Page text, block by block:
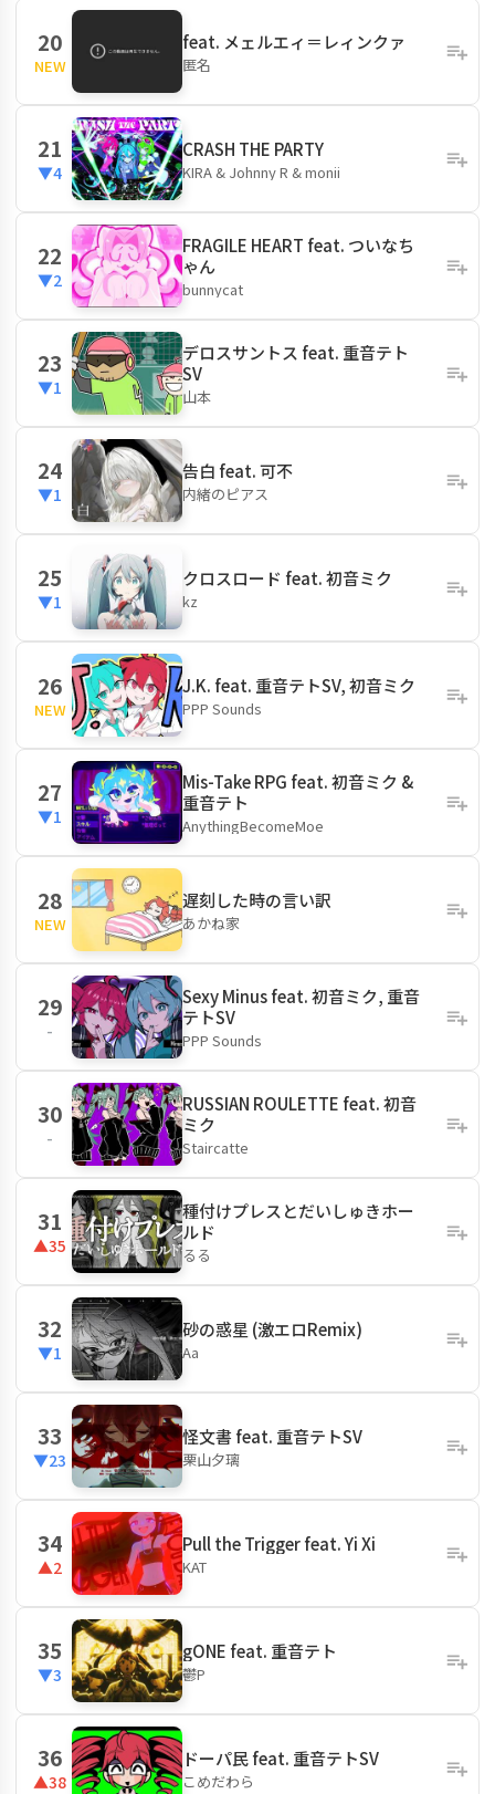
20
NEW
feat. メェルエィ＝レィンクァ
匿名
21
▼4
CRASH THE PARTY
KIRA & Johnny R & monii
22
▼2
FRAGILE HEART feat. ついなち
ゃん
bunnycat
23
▼1
デロスサントス feat. 重音テト
SV
山本
24
▼1
告白 feat. 可不
内緒のピアス
25
▼1
クロスロード feat. 初音ミク
kz
26
NEW
J.K. feat. 重音テトSV, 初音ミク
PPP Sounds
27
▼1
Mis-Take RPG feat. 初音ミク &
重音テト
AnythingBecomeMoe
28
NEW
遅刻した時の言い訳
あかね家
29
-
Sexy Minus feat. 初音ミク, 重音
テトSV
PPP Sounds
30
-
RUSSIAN ROULETTE feat. 初音
ミク
Staircatte
31
▲35
種付けプレスとだいしゅきホー
ルド
るる
32
▼1
砂の惑星 (激エロRemix)
Aa
33
▼23
怪文書 feat. 重音テトSV
栗山夕璃
34
▲2
Pull the Trigger feat. Yi Xi
KAT
35
▼3
gONE feat. 重音テト
鬱P
36
▲38
ドーパ民 feat. 重音テトSV
こめだわら